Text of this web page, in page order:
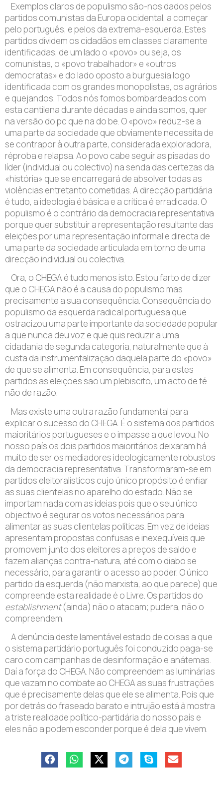
Exemplos claros de populismo são-nos dados pelos
partidos comunistas da Europa ocidental, a começar
pelo português, e pelos da extrema-esquerda. Estes
partidos dividem os cidadãos em classes claramente
identificadas, de um lado o «povo» ou seja, os
comunistas, o «povo trabalhador» e «outros
democratas» e do lado oposto a burguesia logo
identificada com os grandes monopolistas, os agrários
e quejandos. Todos nós fomos bombardeados com
esta cantilena durante décadas e ainda somos, quer
na versão do pc que na do be. O «povo» reduz-se a
uma parte da sociedade que obviamente necessita de
se contrapor à outra parte, considerada exploradora,
réproba e relapsa. Ao povo cabe seguir as pisadas do
líder (individual ou colectivo) na senda das certezas da
«história» que se encarregará de absolver todas as
violências entretanto cometidas. A direcção partidária
é tudo, a ideologia é básica e a crítica é erradicada. O
populismo é o contrário da democracia representativa
porque quer substituir a representação resultante das
eleições por uma representação informal e directa de
uma parte da sociedade articulada em torno de uma
direcção individual ou colectiva.
Ora, o CHEGA é tudo menos isto. Estou farto de dizer
que o CHEGA não é a causa do populismo mas
precisamente a sua consequência. Consequência do
populismo da esquerda radical portuguesa que
ostracizou uma parte importante da sociedade popular
a que nunca deu voz e que quis reduzir a uma
cidadania de segunda categoria, naturalmente que à
custa da instrumentalização daquela parte do «povo»
de que se alimenta. Em consequência, para estes
partidos as eleições são um plebiscito, um acto de fé
não de razão.
Mas existe uma outra razão fundamental para
explicar o sucesso do CHEGA. É o sistema dos partidos
maioritários portugueses e o impasse a que levou. No
nosso país os dois partidos maioritários deixaram há
muito de ser os mediadores ideologicamente robustos
da democracia representativa. Transformaram-se em
partidos eleitoralísticos cujo único propósito é enfiar
as suas clientelas no aparelho do estado. Não se
importam nada com as ideias pois que o seu único
objectivo é segurar os votos necessários para
alimentar as suas clientelas políticas. Em vez de ideias
apresentam propostas confusas e inexequíveis que
promovem junto dos eleitores a preços de saldo e
fazem alianças contra-natura, até com o diabo se
necessário, para garantir o acesso ao poder. O único
partido da esquerda (não marxista, ao que parece) que
compreende esta realidade é o Livre. Os partidos do
establishment(ainda) não o atacam; pudera, não o
compreendem.
A denúncia deste lamentável estado de coisas a que
o sistema partidário português foi conduzido paga-se
caro com campanhas de desinformação e anátemas.
Daí a força do CHEGA. Não compreendem as luminárias
que vazam no combate ao CHEGA as suas frustrações
que é precisamente delas que ele se alimenta. Pois que
por detrás do fraseado barato e intrujão está à mostra
a triste realidade político-partidária do nosso país e
eles não a podem esconder porque é dela que vivem.